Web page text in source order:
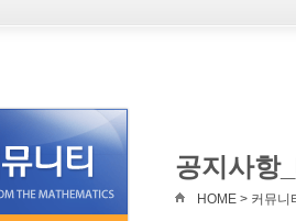
공지사항
HOME > 커뮤니